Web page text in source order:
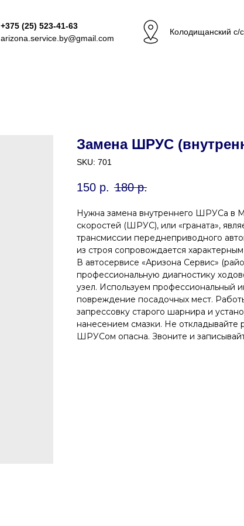
+375 (25) 523-41-63
arizona.service.by@gmail.com
Колодищанский с/
Замена ШРУС
SKU: 701
150 р. 180 р.
Нужна замена внутреннего ШРУСа в
скоростей (ШРУС), или «граната»,
трансмиссии переднеприводного
из строя сопровождается
В автосервисе «Аризона Сервис»
профессиональную диагностику
узел. Используем профессиональный
повреждение посадочных мест.
запрессовку старого шарнира и
нанесением смазки. Не
ШРУСом опасна. Звоните и